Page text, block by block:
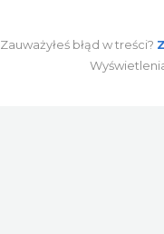
Zauważyłeś błąd w treści?